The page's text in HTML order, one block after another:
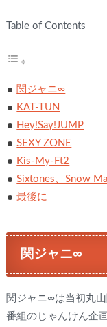
Table of Contents
関ジャニ∞
KAT-TUN
Hey!Say!JUMP
SEXY ZONE
Kis-My-Ft2
Sixtones、Snow
最後に
関ジャニ∞
関ジャニ∞は当初丸
番組のじゃんけん企